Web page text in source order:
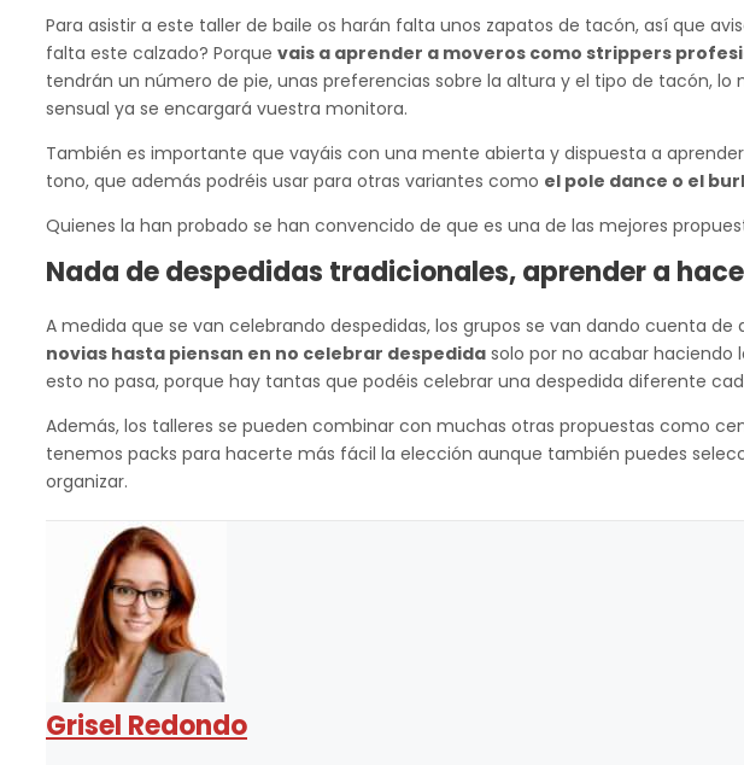
Para asistir a este taller de baile os harán falta unos zapatos de tacón, así que
falta este calzado? Porque vais a aprender a moveros como strippers
tendrán un número de pie, unas preferencias sobre la altura y el tipo de tacón,
sensual ya se encargará vuestra monitora.
También es importante que vayáis con una mente abierta y dispuesta a
tono, que además podréis usar para otras variantes como el pole dance o el
Quienes la han probado se han convencido de que es una de las mejores
Nada de despedidas tradicionales, aprender a
A medida que se van celebrando despedidas, los grupos se van dando cuenta
novias hasta piensan en no celebrar despedida solo por no acabar haciendo
esto no pasa, porque hay tantas que podéis celebrar una despedida diferente
Además, los talleres se pueden combinar con muchas otras propuestas como
tenemos packs para hacerte más fácil la elección aunque también puedes
organizar.
Grisel Redondo